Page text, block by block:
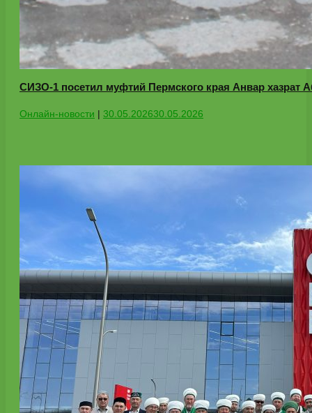
СИЗО-1 посетил муфтий Пермского края Анвар хазрат
Онлайн-новости | 30.05.202630.05.2026